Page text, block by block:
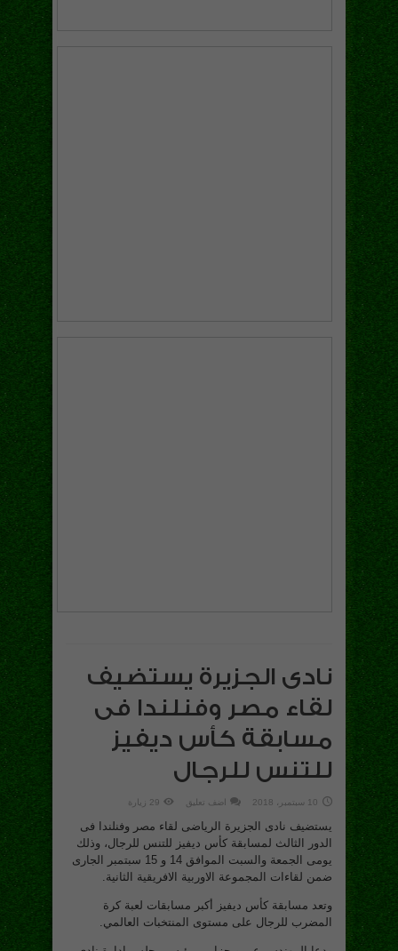
نادى الجزيرة يستضيف
لقاء مصر وفنلندا فى
مسابقة كأس ديفيز
للتنس للرجال
10 سبتمبر، 2018 اضف تعليق 29 زيارة
يستضيف نادى الجزيرة الرياضى لقاء مصر وفنلندا فى
الدور الثالث لمسابقة كأس ديفيز للتنس للرجال، وذلك
يومى الجمعة والسبت الموافق 14 و 15 سبتمبر الجارى
ضمن لقاءات المجموعة الاوربية الافريقية الثانية.
وتعد مسابقة كأس ديفيز أكبر مسابقات لعبة كرة
المضرب للرجال على مستوى المنتخبات العالمي.